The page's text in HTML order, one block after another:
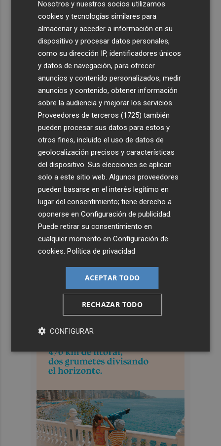
Nosotros y nuestros socios utilizamos
cookies y tecnologías similares para
almacenar y acceder a información en su
dispositivo y procesar datos personales,
como su dirección IP, identificadores únicos
y datos de navegación, para ofrecer
anuncios y contenido personalizados, medir
anuncios y contenido, obtener información
sobre la audiencia y mejorar los servicios.
Proveedores de terceros (1725) también
pueden procesar sus datos para estos y
otros fines, incluido el uso de datos de
geolocalización precisos y características
del dispositivo. Sus elecciones se aplican
solo a este sitio web. Algunos proveedores
pueden basarse en el interés legítimo en
lugar del consentimiento; tiene derecho a
oponerse enConfiguración de publicidad.
Puede retirar su consentimiento en
cualquier momento enConfiguración de
cookies.Política de privacidad
ACEPTAR TODO
RECHAZAR TODO
CONFIGURAR